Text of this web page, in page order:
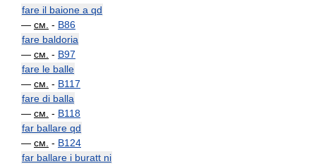
fare il baione a qd
— см. - B86
fare baldoria
— см. - B97
fare le balle
— см. - B117
fare di balla
— см. - B118
far ballare qd
— см. - B124
far ballare i buratt ni